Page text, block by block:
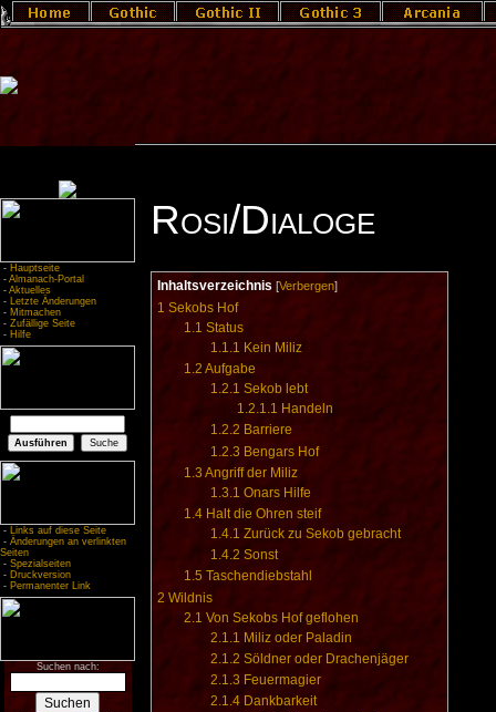
- Hauptseite
- Almanach-Portal
- Aktuelles
- Letzte Änderungen
- Mitmachen
- Zufällige Seite
- Hilfe
- Links auf diese Seite
- Änderungen an verlinkten
Seiten
- Spezialseiten
- Druckversion
- Permanenter Link
Suchen nach:
Rosi/Dialoge
Inhaltsverzeichnis [Verbergen]
1 Sekobs Hof
1.1 Status
1.1.1 Kein Miliz
1.2 Aufgabe
1.2.1 Sekob lebt
1.2.1.1 Handeln
1.2.2 Barriere
1.2.3 Bengars Hof
1.3 Angriff der Miliz
1.3.1 Onars Hilfe
1.4 Halt die Ohren steif
1.4.1 Zurück zu Sekob gebracht
1.4.2 Sonst
1.5 Taschendiebstahl
2 Wildnis
2.1 Von Sekobs Hof geflohen
2.1.1 Miliz oder Paladin
2.1.2 Söldner oder Drachenjäger
2.1.3 Feuermagier
2.1.4 Dankbarkeit